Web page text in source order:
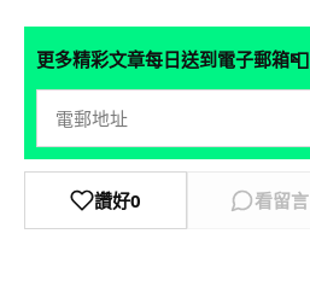
更多精彩文章每日送到電子郵箱📮
讚好0 看留言